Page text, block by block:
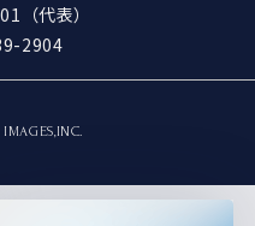
（代表）
2904